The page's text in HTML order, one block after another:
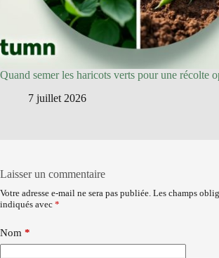
Quand semer les haricots verts pour une récolte
7 juillet 2026
Laisser un commentaire
Votre adresse e-mail ne sera pas publiée. Les champs
indiqués avec *
Nom *